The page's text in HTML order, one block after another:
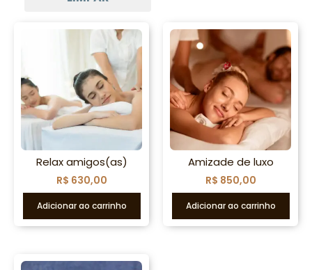
Relax amigos(as)
R$ 630,00
Adicionar ao carrinho
Amizade de luxo
R$ 850,00
Adicionar ao carrinho